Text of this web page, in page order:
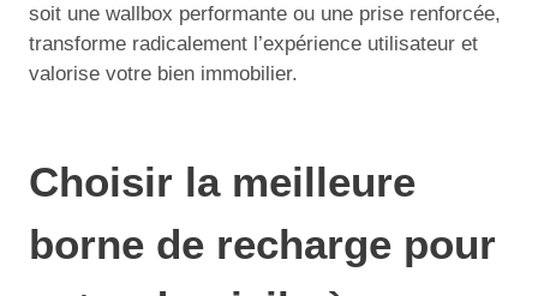
soit une wallbox performante ou une prise renforcée,
transforme radicalement l’expérience utilisateur et
valorise votre bien immobilier.
Choisir la meilleure
borne de recharge pour